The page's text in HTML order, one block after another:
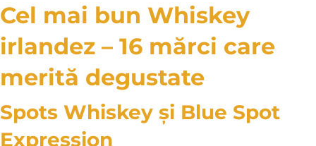
Cel mai bun Whiskey
irlandez – 16 mărci care
merită degustate
Spots Whiskey și Blue Spot
Expression